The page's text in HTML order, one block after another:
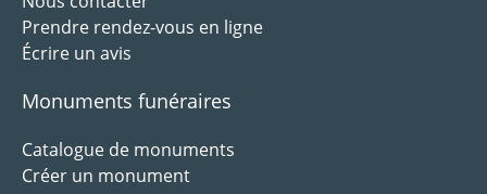
Prendre rendez-vous en ligne
Écrire un avis
Monuments funéraires
Catalogue de monuments
Créer un monument